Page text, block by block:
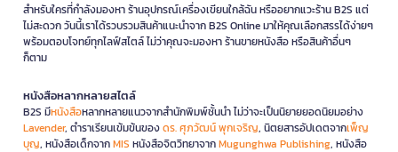
สำหรับใครที่กำลังมองหา ร้านอุปกรณ์เครื่องเขียนใกล้ฉัน หรืออยากแวะร้าน B2S แต่
ไม่สะดวก วันนี้เราได้รวบรวมสินค้าแนะนำจาก B2S Online มาให้คุณเลือกสรรได้ง่ายๆ
พร้อมตอบโจทย์ทุกไลฟ์สไตล์ ไม่ว่าคุณจะมองหา ร้านขายหนังสือ หรือสินค้าอื่นๆ
ก็ตาม
หนังสือหลากหลายสไตล์
B2S มีหนังสือหลากหลายแนวจากสำนักพิมพ์ชั้นนำ ไม่ว่าจะเป็นนิยายยอดนิยมอย่าง
Lavender, ตำราเรียนเข้มข้นของดร. ศุภวัฒน์ พุกเจริญ, นิตยสารอัปเดตจากเพ็ญ
บุญ, หนังสือเด็กจากMIS หนังสือจิตวิทยาจากMugunghwa Publishing, หนังสือ